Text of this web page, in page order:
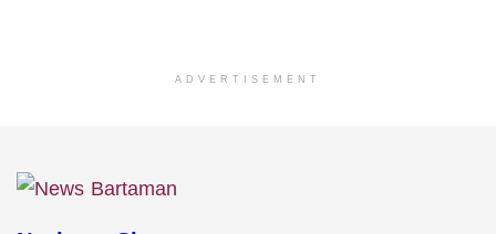
ADVERTISEMENT